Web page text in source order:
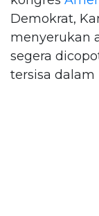
Demokrat,
menyerukan
segera
tersisa dalam